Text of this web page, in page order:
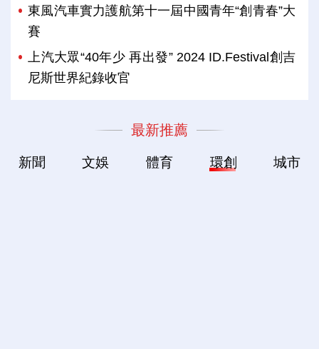
東風汽車實力護航第十一屆中國青年“創青春”大
賽
上汽大眾“40年少 再出發” 2024 ID.Festival創吉
尼斯世界紀錄收官
最新推薦
新聞 文娛 體育 環創 城市